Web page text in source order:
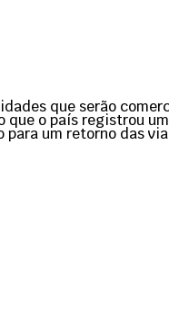
que serão
o país registrou
um retorno das